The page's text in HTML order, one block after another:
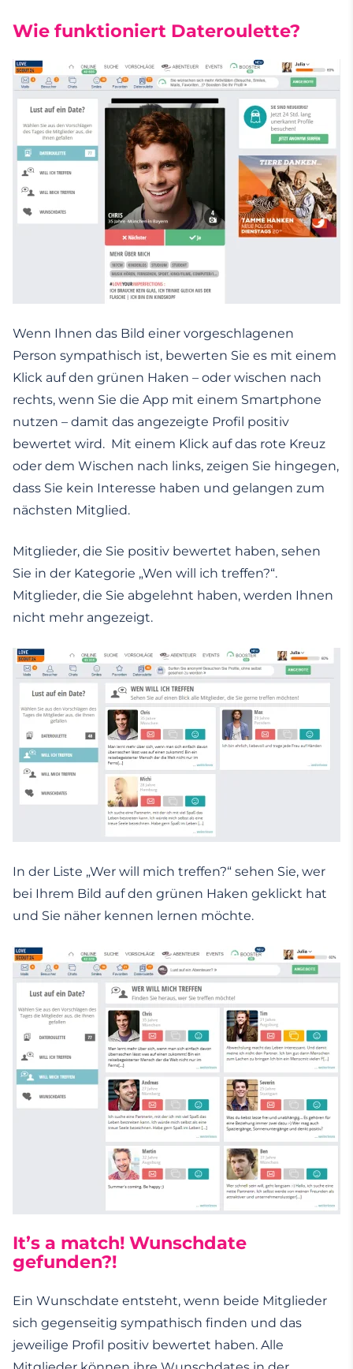
Wie funktioniert Dateroulette?
Wenn Ihnen das Bild einer vorgeschlagenen
Person sympathisch ist, bewerten Sie es mit einem
Klick auf den grünen Haken – oder wischen nach
rechts, wenn Sie die App mit einem Smartphone
nutzen – damit das angezeigte Profil positiv
bewertet wird. Mit einem Klick auf das rote Kreuz
oder dem Wischen nach links, zeigen Sie hingegen,
dass Sie kein Interesse haben und gelangen zum
nächsten Mitglied.
Mitglieder, die Sie positiv bewertet haben, sehen
Sie in der Kategorie „Wen will ich treffen?“.
Mitglieder, die Sie abgelehnt haben, werden Ihnen
nicht mehr angezeigt.
In der Liste „Wer will mich treffen?“ sehen Sie, wer
bei Ihrem Bild auf den grünen Haken geklickt hat
und Sie näher kennen lernen möchte.
It’s a match! Wunschdate
gefunden?!
Ein Wunschdate entsteht, wenn beide Mitglieder
sich gegenseitig sympathisch finden und das
jeweilige Profil positiv bewertet haben. Alle